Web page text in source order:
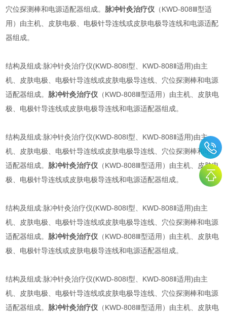
穴位探测棒和电源适配器组成。 脉冲针灸治疗仪 （KWD-808Ⅲ型适
用）由主机、皮肤电极、电极针导连线或皮肤电极导连线和电源适配
器组成。
结构及组成:脉冲针灸治疗仪(KWD-808Ⅰ型、KWD-808Ⅱ适用)由主
机、皮肤电极、电极针导连线或皮肤电极导连线、穴位探测棒和电源
适配器组成。 脉冲针灸治疗仪 （KWD-808Ⅲ型适用）由主机、皮肤电
极、电极针导连线或皮肤电极导连线和电源适配器组成。
结构及组成:脉冲针灸治疗仪(KWD-808Ⅰ型、KWD-808Ⅱ适用)由主
机、皮肤电极、电极针导连线或皮肤电极导连线、穴位探测棒和电源
适配器组成。 脉冲针灸治疗仪 （KWD-808Ⅲ型适用）由主机、皮肤电
极、电极针导连线或皮肤电极导连线和电源适配器组成。
结构及组成:脉冲针灸治疗仪(KWD-808Ⅰ型、KWD-808Ⅱ适用)由主
机、皮肤电极、电极针导连线或皮肤电极导连线、穴位探测棒和电源
适配器组成。 脉冲针灸治疗仪 （KWD-808Ⅲ型适用）由主机、皮肤电
极、电极针导连线或皮肤电极导连线和电源适配器组成。
结构及组成:脉冲针灸治疗仪(KWD-808Ⅰ型、KWD-808Ⅱ适用)由主
机、皮肤电极、电极针导连线或皮肤电极导连线、穴位探测棒和电源
适配器组成。 脉冲针灸治疗仪 （KWD-808Ⅲ型适用）由主机、皮肤电